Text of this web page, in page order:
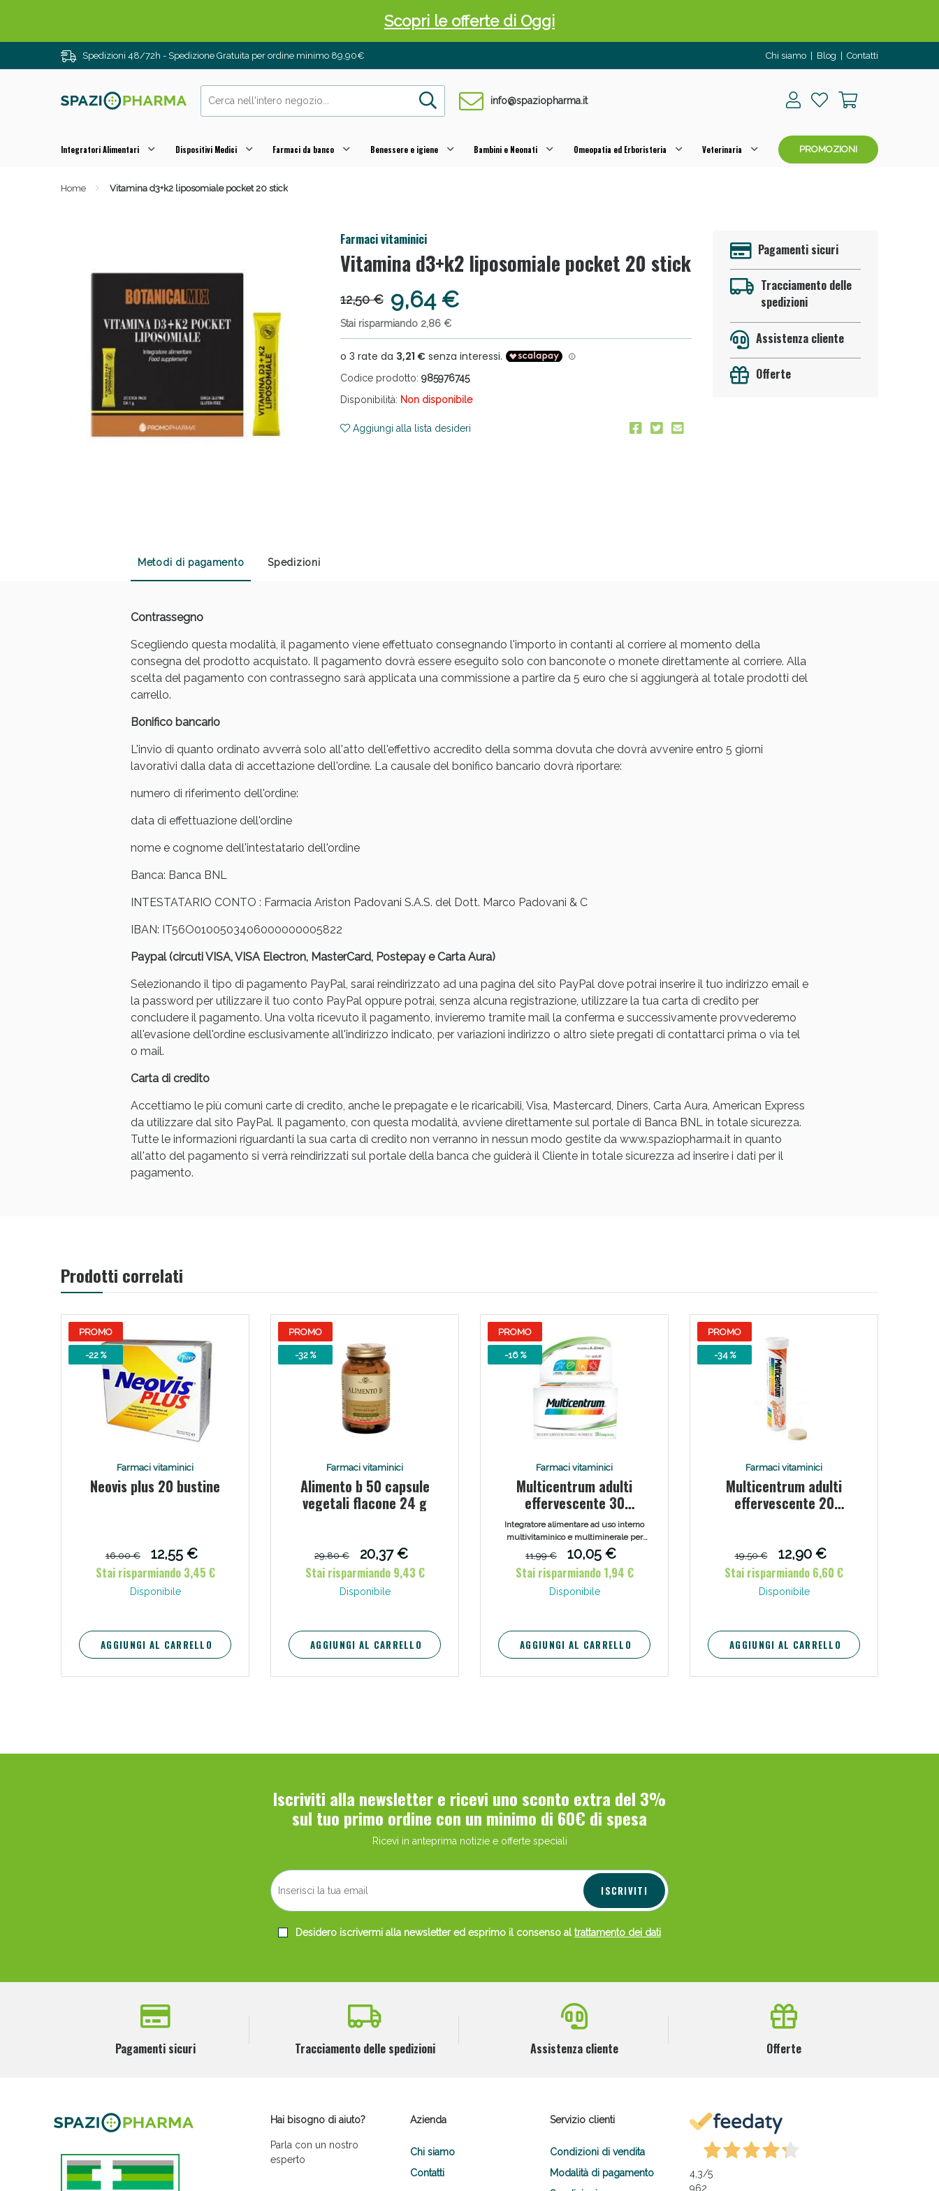
Spedizioni 48/72h - Spedizione Gratuita per ordine minimo 89,90€ Chi siamo Blog Contatti
info@spaziopharma.it
Integratori Alimentari Dispositivi Medici Farmaci da banco Benessere e igiene Bambini e Neonati Omeopatia ed Erboristeria Veterinaria PROMOZIONI
Home Vitamina d3+k2 liposomiale pocket 20 stick
Farmaci vitaminici
Vitamina d3+k2 liposomiale pocket 20 stick
12,50 € 9,64 €
Stai risparmiando 2,86 €
Codice prodotto: 985976745
Disponibilità: Non disponibile
Aggiungi alla lista desideri
Pagamenti sicuri
Tracciamento delle
spedizioni
Assistenza cliente
Offerte
Metodi di pagamento Spedizioni
Contrassegno
Scegliendo questa modalità, il pagamento viene effettuato consegnando l'importo in contanti al corriere al momento della
consegna del prodotto acquistato. Il pagamento dovrà essere eseguito solo con banconote o monete direttamente al corriere. Alla
scelta del pagamento con contrassegno sarà applicata una commissione a partire da 5 euro che si aggiungerà al totale prodotti del
carrello.
Bonifico bancario
L'invio di quanto ordinato avverrà solo all'atto dell'effettivo accredito della somma dovuta che dovrà avvenire entro 5 giorni
lavorativi dalla data di accettazione dell'ordine. La causale del bonifico bancario dovrà riportare:
numero di riferimento dell'ordine:
data di effettuazione dell'ordine
nome e cognome dell'intestatario dell'ordine
Banca: Banca BNL
INTESTATARIO CONTO : Farmacia Ariston Padovani S.A.S. del Dott. Marco Padovani & C
IBAN: IT56O0100503406000000005822
Paypal (circuti VISA, VISA Electron, MasterCard, Postepay e Carta Aura)
Selezionando il tipo di pagamento PayPal, sarai reindirizzato ad una pagina del sito PayPal dove potrai inserire il tuo indirizzo email e
la password per utilizzare il tuo conto PayPal oppure potrai, senza alcuna registrazione, utilizzare la tua carta di credito per
concludere il pagamento. Una volta ricevuto il pagamento, invieremo tramite mail la conferma e successivamente provvederemo
all'evasione dell'ordine esclusivamente all'indirizzo indicato, per variazioni indirizzo o altro siete pregati di contattarci prima o via tel
o mail.
Carta di credito
Accettiamo le più comuni carte di credito, anche le prepagate e le ricaricabili, Visa, Mastercard, Diners, Carta Aura, American Express
da utilizzare dal sito PayPal. Il pagamento, con questa modalità, avviene direttamente sul portale di Banca BNL in totale sicurezza.
Tutte le informazioni riguardanti la sua carta di credito non verranno in nessun modo gestite da www.spaziopharma.it in quanto
all'atto del pagamento si verrà reindirizzati sul portale della banca che guiderà il Cliente in totale sicurezza ad inserire i dati per il
pagamento.
Prodotti correlati
PROMO
-22 %
Farmaci vitaminici
Neovis plus 20 bustine
16,00 €
12,55 €
Stai risparmiando 3,45 €
Disponibile
AGGIUNGI AL CARRELLO
PROMO
-32 %
Farmaci vitaminici
Alimento b 50 capsule
vegetali flacone 24 g
29,80 €
20,37 €
Stai risparmiando 9,43 €
Disponibile
AGGIUNGI AL CARRELLO
PROMO
-16 %
Farmaci vitaminici
Multicentrum adulti
effervescente 30
compresse
Integratore alimentare ad uso interno
multivitaminico e multiminerale per
adulti, sotto forma di compresse
effervescenti.
11,99 €
10,05 €
Stai risparmiando 1,94 €
Disponibile
AGGIUNGI AL CARRELLO
PROMO
-34 %
Farmaci vitaminici
Multicentrum adulti
effervescente 20
19,50 €
12,90 €
Stai risparmiando 6,60 €
Disponibile
AGGIUNGI AL CARRELLO
Iscriviti alla newsletter e ricevi uno sconto extra del 3%
sul tuo primo ordine con un minimo di 60€ di spesa
Ricevi in anteprima notizie e offerte speciali
ISCRIVITI
Desidero iscrivermi alla newsletter ed esprimo il consenso al trattamento dei dati
Pagamenti sicuri Tracciamento delle spedizioni Assistenza cliente Offerte
Hai bisogno di aiuto?
Parla con un nostro
esperto
Azienda
Chi siamo
Contatti
Servizio clienti
Condizioni di vendita
Modalità di pagamento
4,3/5
962
Scopri le offerte di Oggi
Drenanti e Pancia Piatta: Sconti fino al 55% validi solo per OGGI!
Salini e Multivitaminici: oggi Sconto extra fino al 50%!
Anticellulite e Fanghi: Sconto fino al 40% valido oggi!
Benessere Intestinale: Sconto fino al 55% valido oggi!